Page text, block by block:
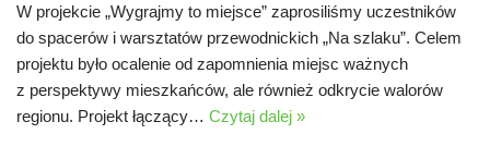
W projekcie „Wygrajmy to miejsce” zaprosiliśmy uczestników
do spacerów i warsztatów przewodnickich „Na szlaku”. Celem
projektu było ocalenie od zapomnienia miejsc ważnych
z perspektywy mieszkańców, ale również odkrycie walorów
regionu. Projekt łączący… Czytaj dalej »